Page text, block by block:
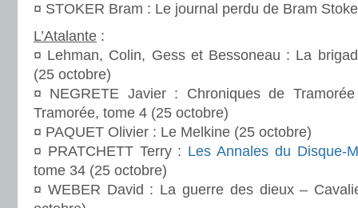
¤ STOKER Bram : Le journal perdu de Bram
L’Atalante :
¤ Lehman, Colin, Gess et Bessoneau : La
(25 octobre)
¤ NEGRETE Javier : Chroniques de
Tramorée, tome 4 (25 octobre)
¤ PAQUET Olivier : Le Melkine (25 octobre)
¤ PRATCHETT Terry : Les Annales du Disque-
tome 34 (25 octobre)
¤ WEBER David : La guerre des dieux –